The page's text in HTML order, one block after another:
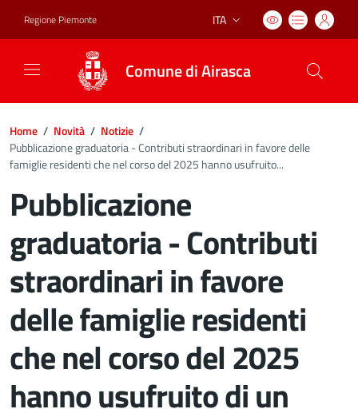
Regione Piemonte Lingua attiva:
ITA
Comune di Airasca
Home / Novità / Notizie /
Pubblicazione graduatoria - Contributi straordinari in favore delle
famiglie residenti che nel corso del 2025 hanno usufruito...
Pubblicazione
graduatoria - Contributi
straordinari in favore
delle famiglie residenti
che nel corso del 2025
hanno usufruito di un